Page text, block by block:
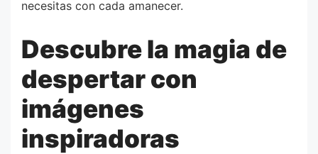
necesitas con cada amanecer.
Descubre la magia de
despertar con
imágenes
inspiradoras